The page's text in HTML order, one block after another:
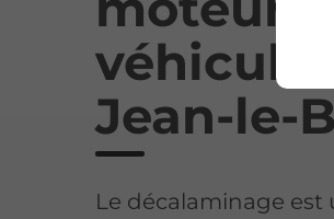
véhicule
Jean-le-
Le décalaminage est